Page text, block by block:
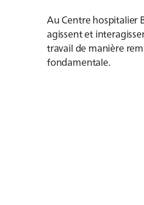
Au Centre hospitalier
agissent et
travail de manière
fondamentale.